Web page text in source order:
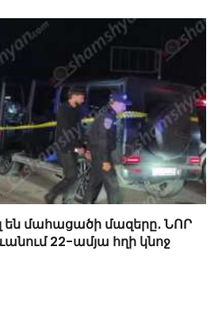
են մահացածի մազերը․ ՆՈՐ
22-ամյա հղի կնոջ